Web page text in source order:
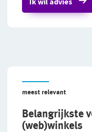
Preventie
Met een
jou
Voor particulieren
Voor expats
Service en contact
Klachtenregeling
Over De Goudse
Wie wij zijn
Belangrijkste
(web)winkels
meest relevant